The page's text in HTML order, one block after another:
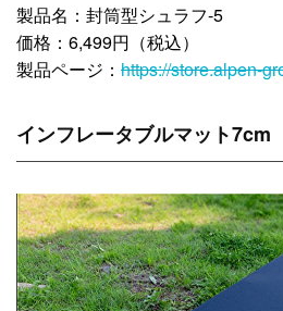
製品名：封筒型シュラフ-5
価格：6,499円（税込）
製品ページ： https://store.alpen-
インフレータブルマット7cm